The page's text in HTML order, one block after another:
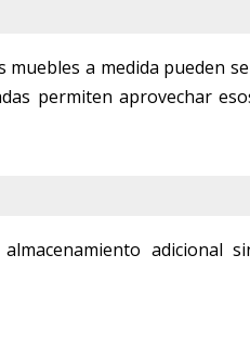
a medida pueden
permiten aprovechar
adicional